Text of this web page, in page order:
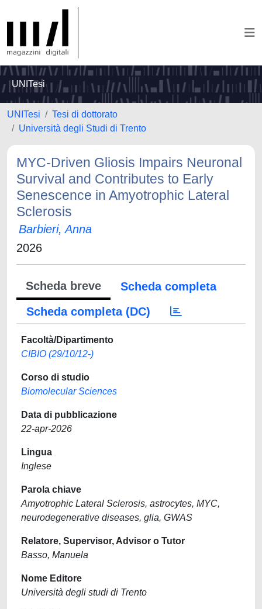
UNITesi
UNITesi
Tesi di dottorato
Università degli Studi di Trento
MYC-Driven Gliosis Impairs Neuronal
Survival and Contributes to Early
Senescence in Amyotrophic Lateral
Sclerosis
Barbieri, Anna
2026
Scheda breve
Scheda completa
Scheda completa (DC)
Facoltà/Dipartimento
CIBIO (29/10/12-)
Corso di studio
Biomolecular Sciences
Data di pubblicazione
22-apr-2026
Lingua
Inglese
Parola chiave
Amyotrophic Lateral Sclerosis, astrocytes, MYC,
neurodegenerative diseases, glia, GWAS
Relatore, Supervisor, Advisor o Tutor
Basso, Manuela
Nome Editore
Università degli studi di Trento